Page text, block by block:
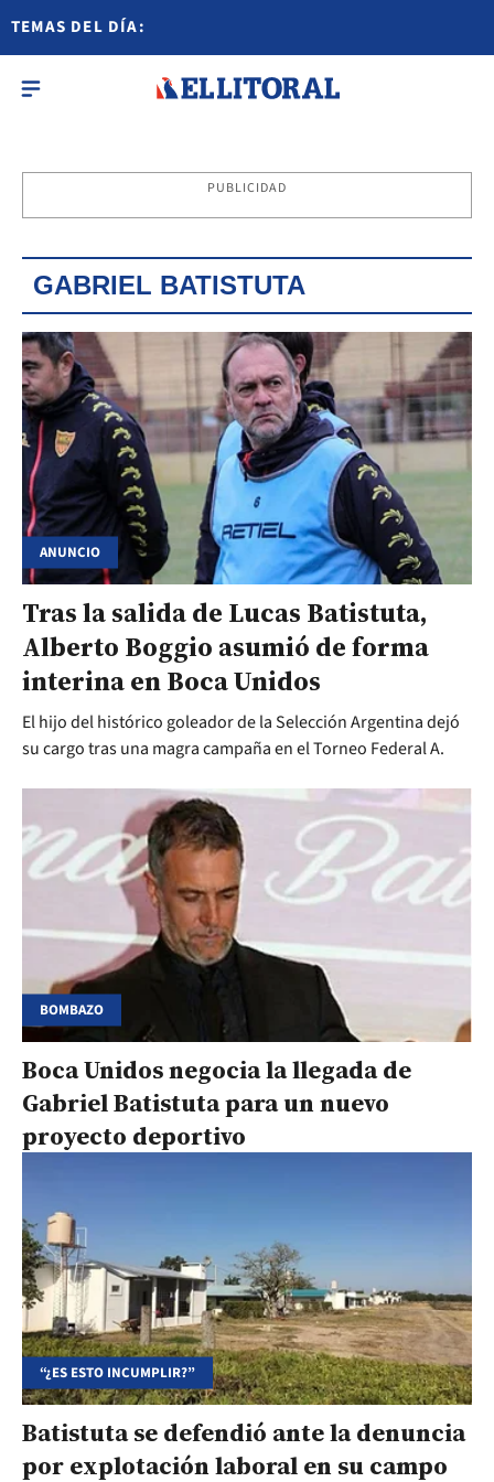
TEMAS DEL DÍA:
PUBLICIDAD
GABRIEL BATISTUTA
ANUNCIO
Tras la salida de Lucas Batistuta,
Alberto Boggio asumió de forma
interina en Boca Unidos
El hijo del histórico goleador de la Selección Argentina dejó
su cargo tras una magra campaña en el Torneo Federal A.
BOMBAZO
Boca Unidos negocia la llegada de
Gabriel Batistuta para un nuevo
proyecto deportivo
“¿ES ESTO INCUMPLIR?”
Batistuta se defendió ante la denuncia
por explotación laboral en su campo